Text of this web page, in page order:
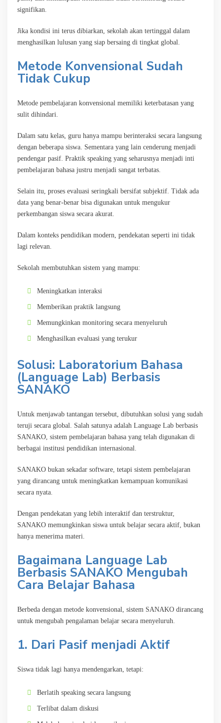
signifikan.
Jika kondisi ini terus dibiarkan, sekolah akan tertinggal dalam
menghasilkan lulusan yang siap bersaing di tingkat global.
Metode Konvensional Sudah
Tidak Cukup
Metode pembelajaran konvensional memiliki keterbatasan yang
sulit dihindari.
Dalam satu kelas, guru hanya mampu berinteraksi secara langsung
dengan beberapa siswa. Sementara yang lain cenderung menjadi
pendengar pasif. Praktik speaking yang seharusnya menjadi inti
pembelajaran bahasa justru menjadi sangat terbatas.
Selain itu, proses evaluasi seringkali bersifat subjektif. Tidak ada
data yang benar-benar bisa digunakan untuk mengukur
perkembangan siswa secara akurat.
Dalam konteks pendidikan modern, pendekatan seperti ini tidak
lagi relevan.
Sekolah membutuhkan sistem yang mampu:
Meningkatkan interaksi
Memberikan praktik langsung
Memungkinkan monitoring secara menyeluruh
Menghasilkan evaluasi yang terukur
Solusi: Laboratorium Bahasa
(Language Lab) Berbasis
SANAKO
Untuk menjawab tantangan tersebut, dibutuhkan solusi yang sudah
teruji secara global. Salah satunya adalah Language Lab berbasis
SANAKO, sistem pembelajaran bahasa yang telah digunakan di
berbagai institusi pendidikan internasional.
SANAKO bukan sekadar software, tetapi sistem pembelajaran
yang dirancang untuk meningkatkan kemampuan komunikasi
secara nyata.
Dengan pendekatan yang lebih interaktif dan terstruktur,
SANAKO memungkinkan siswa untuk belajar secara aktif, bukan
hanya menerima materi.
Bagaimana Language Lab
Berbasis SANAKO Mengubah
Cara Belajar Bahasa
Berbeda dengan metode konvensional, sistem SANAKO dirancang
untuk mengubah pengalaman belajar secara menyeluruh.
1. Dari Pasif menjadi Aktif
Siswa tidak lagi hanya mendengarkan, tetapi:
Berlatih speaking secara langsung
Terlibat dalam diskusi